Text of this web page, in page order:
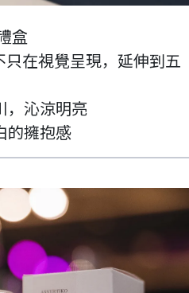
盒
在視覺呈現，延伸到五
，沁涼明亮
的擁抱感